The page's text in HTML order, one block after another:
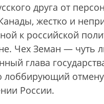
друга от
жестко и
к российской
Чех Земан — чуть
глава
лоббирующий
России.